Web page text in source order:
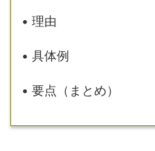
• 理由
• 具体例
• 要点（まとめ）